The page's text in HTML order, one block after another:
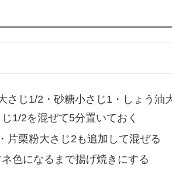
スポンサーリン